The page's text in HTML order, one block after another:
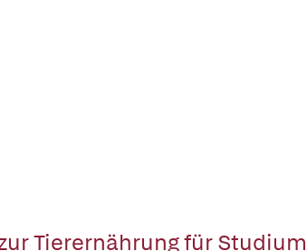
Tierernährung für